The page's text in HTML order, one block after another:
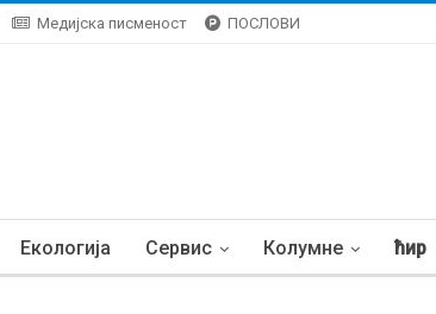
Медијска писменост ПОСЛОВИ
Екологија Сервис Колумне ћир